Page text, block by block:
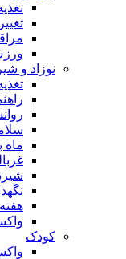
نوزاد و
کودک